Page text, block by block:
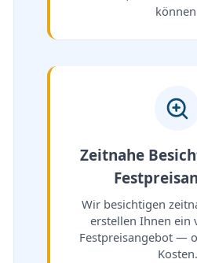
Zeitnahe
Wir besichtigen
erstellen Ihnen ein
Festpreisangebot —
Kosten.